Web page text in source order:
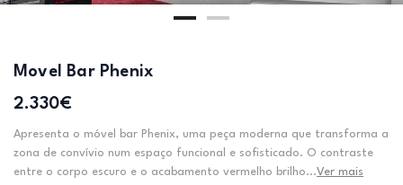
Movel Bar Phenix
2.330€
Apresenta o móvel bar Phenix, uma peça moderna que transforma a
zona de convívio num espaço funcional e sofisticado. O contraste
entre o corpo escuro e o acabamento vermelho brilho...Ver mais